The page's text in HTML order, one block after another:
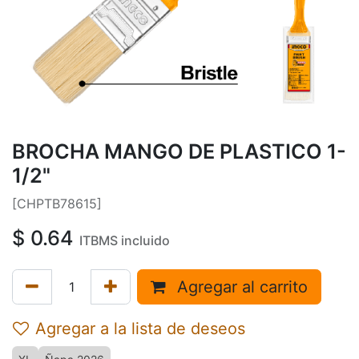
BROCHA MANGO DE PLASTICO 1-
1/2"
[CHPTB78615]
$ 0.64 ITBMS incluido
Agregar al carrito
Agregar a la lista de deseos